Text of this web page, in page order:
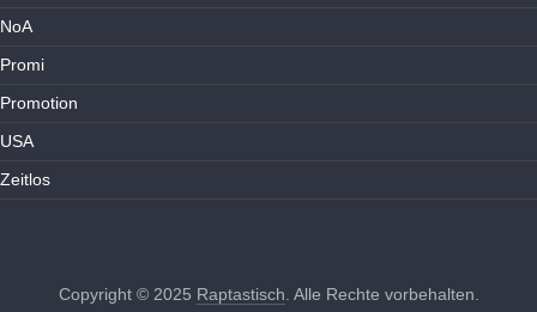
NoA
Promi
Promotion
USA
Zeitlos
Copyright © 2025 Raptastisch . Alle Rechte vorbehalten.